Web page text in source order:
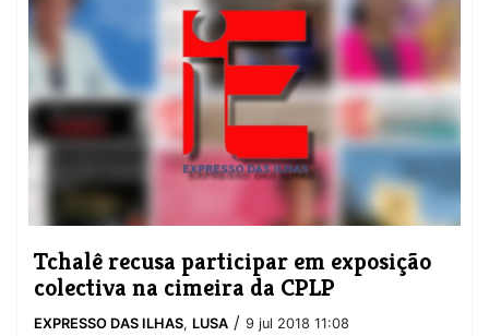
Tchalê recusa participar em exposição
colectiva na cimeira da CPLP
EXPRESSO DAS ILHAS, LUSA / 9 jul 2018 11:08